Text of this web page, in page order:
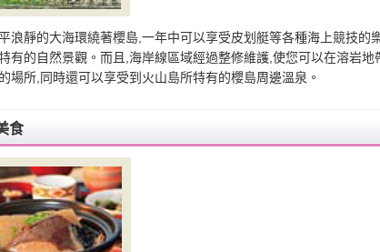
浪靜的大海環繞著櫻島,一年中可以享受皮划艇等各種海上競技的
有的自然景觀。而且,海岸線區域經過整修維護,使您可以在溶岩
場所,同時還可以享受到火山島所特有的櫻島周邊溫泉。
食